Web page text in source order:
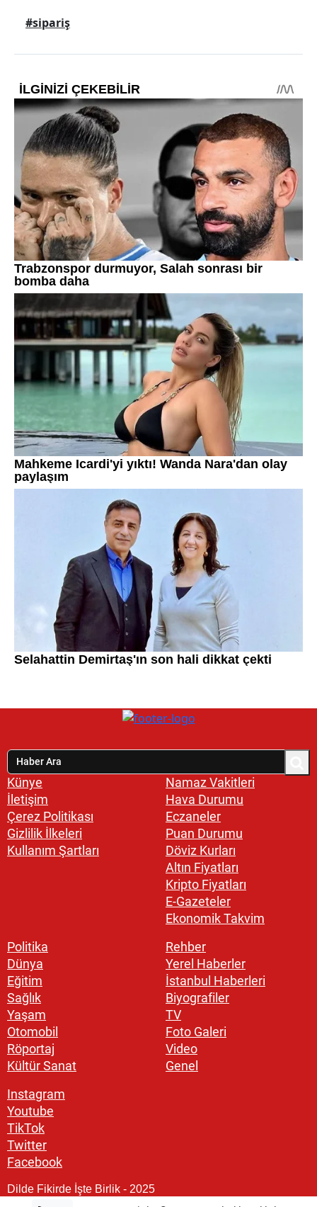
#sipariş
Künye
İletişim
Çerez Politikası
Gizlilik İlkeleri
Kullanım Şartları
Namaz Vakitleri
Hava Durumu
Eczaneler
Puan Durumu
Döviz Kurları
Altın Fiyatları
Kripto Fiyatları
E-Gazeteler
Ekonomik Takvim
Politika
Dünya
Eğitim
Sağlık
Yaşam
Otomobil
Röportaj
Kültür Sanat
Rehber
Yerel Haberler
İstanbul Haberleri
Biyografiler
TV
Foto Galeri
Video
Genel
Instagram
Youtube
TikTok
Twitter
Facebook
Dilde Fikirde İşte Birlik - 2025